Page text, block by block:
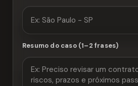
Resumo do caso (1–2 frases)